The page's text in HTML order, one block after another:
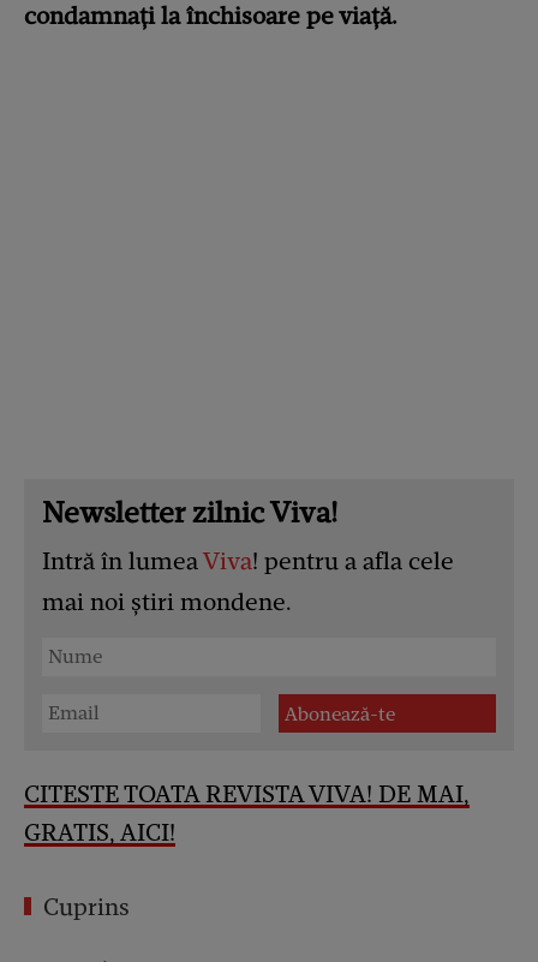
condamnați la închisoare pe viață.
Newsletter zilnic Viva!
Intră în lumeaViva! pentru a afla cele
mai noi știri mondene.
CITESTE TOATA REVISTA VIVA! DE MAI,
GRATIS, AICI!
Cuprins